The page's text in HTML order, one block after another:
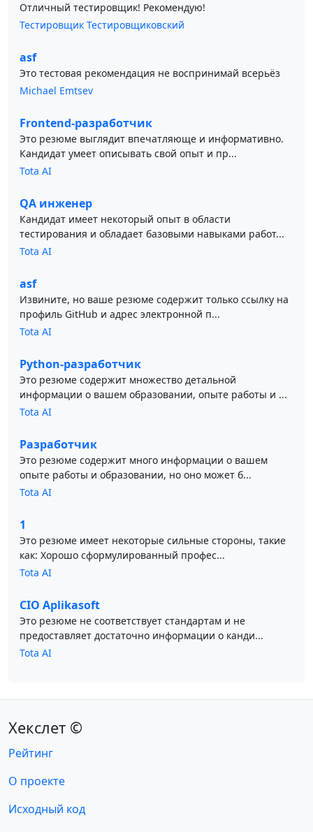
Отличный тестировщик! Рекомендую!
Тестировщик Тестировщиковский
asf
Это тестовая рекомендация не воспринимай всерьёз
Michael Emtsev
Frontend-разработчик
Это резюме выглядит впечатляюще и информативно.
Кандидат умеет описывать свой опыт и пр...
Tota AI
QA инженер
Кандидат имеет некоторый опыт в области
тестирования и обладает базовыми навыками работ...
Tota AI
asf
Извините, но ваше резюме содержит только ссылку на
профиль GitHub и адрес электронной п...
Tota AI
Python-разработчик
Это резюме содержит множество детальной
информации о вашем образовании, опыте работы и ...
Tota AI
Разработчик
Это резюме содержит много информации о вашем
опыте работы и образовании, но оно может б...
Tota AI
1
Это резюме имеет некоторые сильные стороны, такие
как: Хорошо сформулированный профес...
Tota AI
CIO Aplikasoft
Это резюме не соответствует стандартам и не
предоставляет достаточно информации о канди...
Tota AI
Хекслет ©
Рейтинг
О проекте
Исходный код